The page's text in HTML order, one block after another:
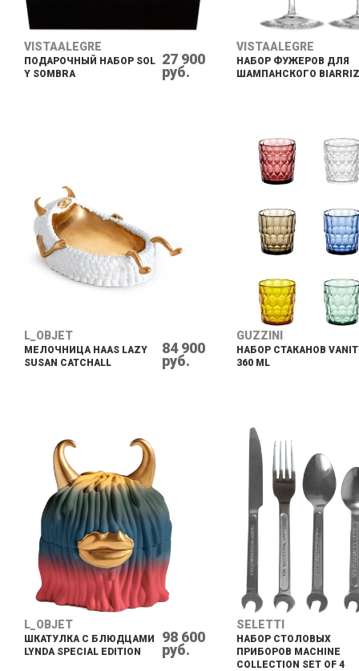
VISTAALEGRE
ПОДАРОЧНЫЙ НАБОР SOL
Y SOMBRA
27 900
руб.
VISTAALEGRE
НАБОР ФУЖЕРОВ ДЛЯ
ШАМПАНСКОГО BIARRIZ
L_OBJET
МЕЛОЧНИЦА HAAS LAZY
SUSAN CATCHALL
84 900
руб.
GUZZINI
НАБОР СТАКАНОВ
360 ML
L_OBJET
ШКАТУЛКА С БЛЮДЦАМИ
LYNDA SPECIAL EDITION
98 600
руб.
SELETTI
НАБОР СТОЛОВЫХ
ПРИБОРОВ MACHINE
COLLECTION SET OF 4